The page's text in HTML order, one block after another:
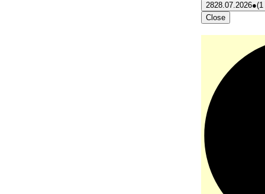
2828.07.2026●(1
Close